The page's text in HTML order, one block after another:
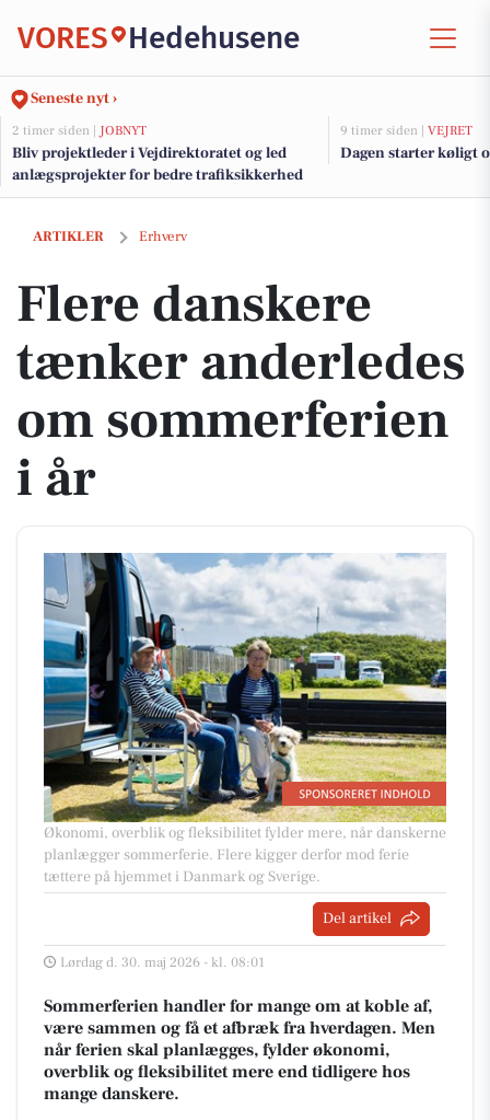
VORES Hedehusene
Seneste nyt ›
2 timer siden | JOBNYT
Bliv projektleder i Vejdirektoratet og led
anlægsprojekter for bedre trafiksikkerhed
9 timer siden | VEJRET
Dagen starter køligt
ARTIKLER Erhverv
Flere danskere tænker anderledes om sommerferien i år
Flere danskere
tænker anderledes
om sommerferien
i år
Økonomi, overblik og fleksibilitet fylder mere, når danskerne
planlægger sommerferie. Flere kigger derfor mod ferie
tættere på hjemmet i Danmark og Sverige.
Del artikel
Lørdag d. 30. maj 2026 - kl. 08:01
Sommerferien handler for mange om at koble af,
være sammen og få et afbræk fra hverdagen. Men
når ferien skal planlægges, fylder økonomi,
overblik og fleksibilitet mere end tidligere hos
mange danskere.